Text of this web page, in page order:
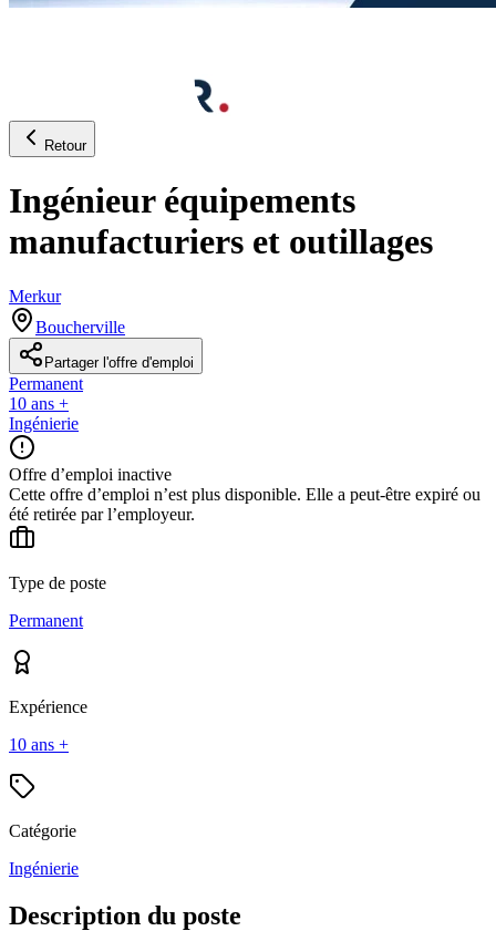
Retour
Ingénieur équipements
manufacturiers et outillages
Merkur
Boucherville
Partager l'offre d'emploi
Permanent
10 ans +
Ingénierie
Offre d’emploi inactive
Cette offre d’emploi n’est plus disponible. Elle a peut-être expiré ou
été retirée par l’employeur.
Type de poste
Permanent
Expérience
10 ans +
Catégorie
Ingénierie
Description du poste